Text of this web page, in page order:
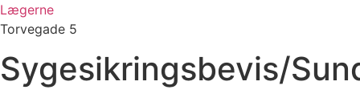
Videre
til
Lægerne
Torvegade 5
Sygesikringsbevis/